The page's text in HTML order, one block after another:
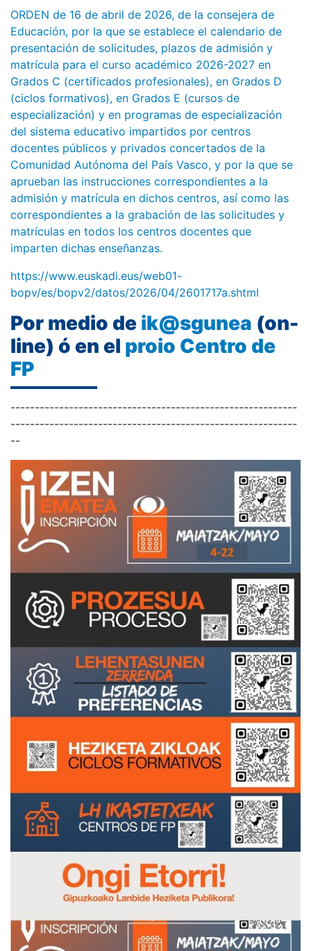
ORDEN de 16 de abril de 2026, de la consejera de
Educación, por la que se establece el calendario de
presentación de solicitudes, plazos de admisión y
matrícula para el curso académico 2026-2027 en
Grados C (certificados profesionales), en Grados D
(ciclos formativos), en Grados E (cursos de
especialización) y en programas de especialización
del sistema educativo impartidos por centros
docentes públicos y privados concertados de la
Comunidad Autónoma del País Vasco, y por la que se
aprueban las instrucciones correspondientes a la
admisión y matrícula en dichos centros, así como las
correspondientes a la grabación de las solicitudes y
matrículas en todos los centros docentes que
imparten dichas enseñanzas.
https://www.euskadi.eus/web01-
bopv/es/bopv2/datos/2026/04/2601717a.shtml
Por medio de ik@sgunea (on-
line) ó en el proio Centro de
FP
-----------------------------------------------------------
-----------------------------------------------------------
--